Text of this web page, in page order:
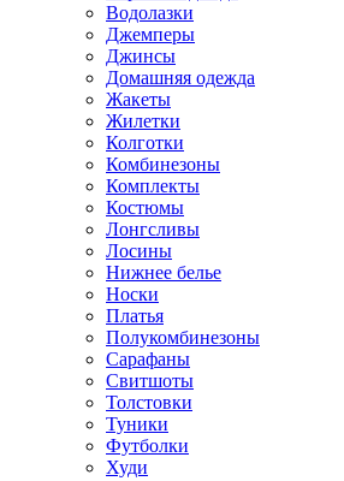
Водолазки
Джемперы
Джинсы
Домашняя одежда
Жакеты
Жилетки
Колготки
Комбинезоны
Комплекты
Костюмы
Лонгсливы
Лосины
Нижнее белье
Носки
Платья
Полукомбинезоны
Сарафаны
Свитшоты
Толстовки
Туники
Футболки
Худи